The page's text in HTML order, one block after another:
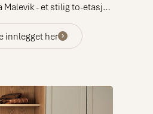
- et stilig to-etasjes
moderne stil.
innlegget her